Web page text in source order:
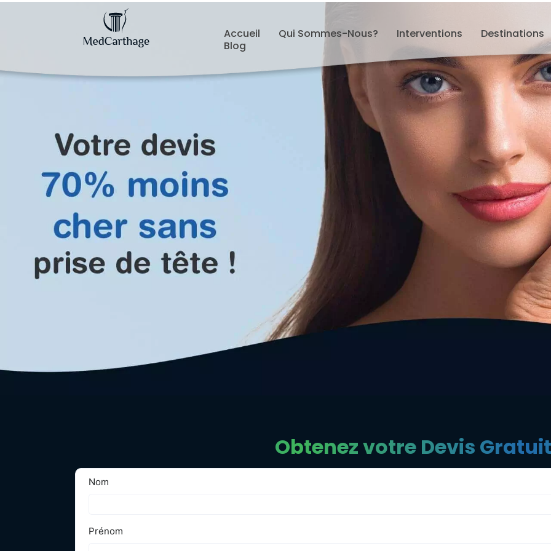
Accueil Qui Sommes-Nous? Interventions
Destinations
Blog
Obtenez votre Devis Gratuit